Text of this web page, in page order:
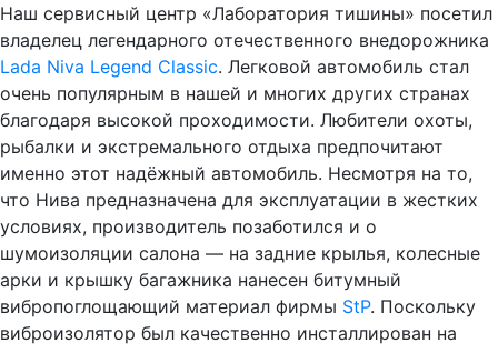
Наш сервисный центр «Лаборатория тишины» посетил
владелец легендарного отечественного внедорожника
Lada Niva Legend Classic. Легковой автомобиль стал
очень популярным в нашей и многих других странах
благодаря высокой проходимости. Любители охоты,
рыбалки и экстремального отдыха предпочитают
именно этот надёжный автомобиль. Несмотря на то,
что Нива предназначена для эксплуатации в жестких
условиях, производитель позаботился и о
шумоизоляции салона — на задние крылья, колесные
арки и крышку багажника нанесен битумный
вибропоглощающий материал фирмы StP. Поскольку
виброизолятор был качественно инсталлирован на